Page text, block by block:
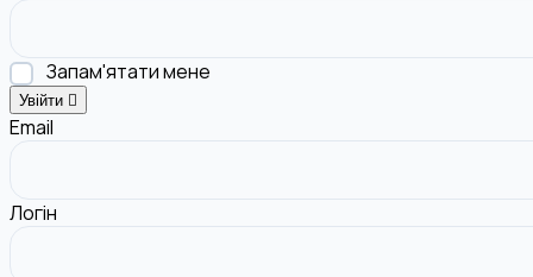
Запам'ятати мене
Увійти
Email
Логін